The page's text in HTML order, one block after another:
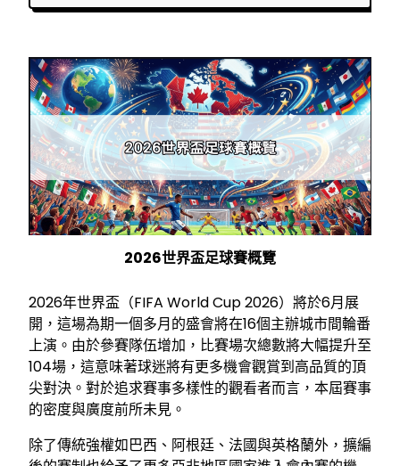
2026世界盃足球賽概覽
2026年世界盃（FIFA World Cup 2026）將於6月展
開，這場為期一個多月的盛會將在16個主辦城市間輪番
上演。由於參賽隊伍增加，比賽場次總數將大幅提升至
104場，這意味著球迷將有更多機會觀賞到高品質的頂
尖對決。對於追求賽事多樣性的觀看者而言，本屆賽事
的密度與廣度前所未見。
除了傳統強權如巴西、阿根廷、法國與英格蘭外，擴編